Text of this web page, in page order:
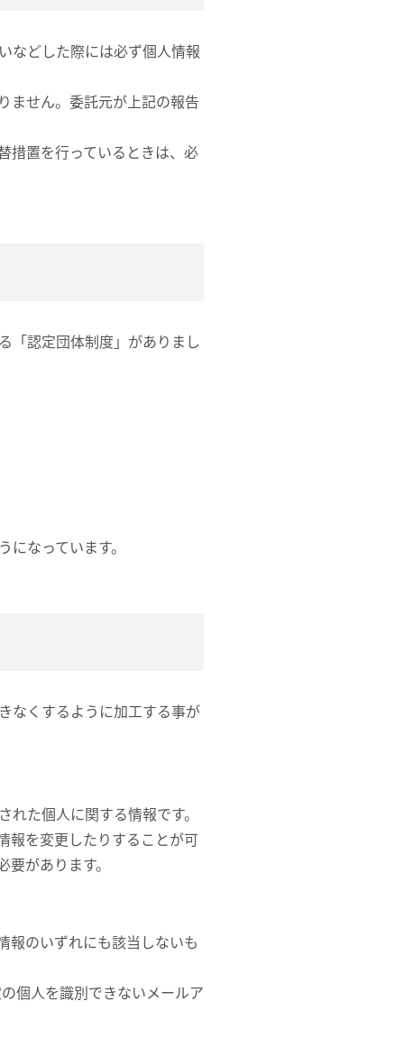
などした際には必ず個人情報
ません。委託元が上記の報告
措置を行っているときは、必
「認定団体制度」がありまし
なっています。
なくするように加工する事が
た個人に関する情報です。
報を変更したりすることが可
があります。
報のいずれにも該当しないも
個人を識別できないメールア